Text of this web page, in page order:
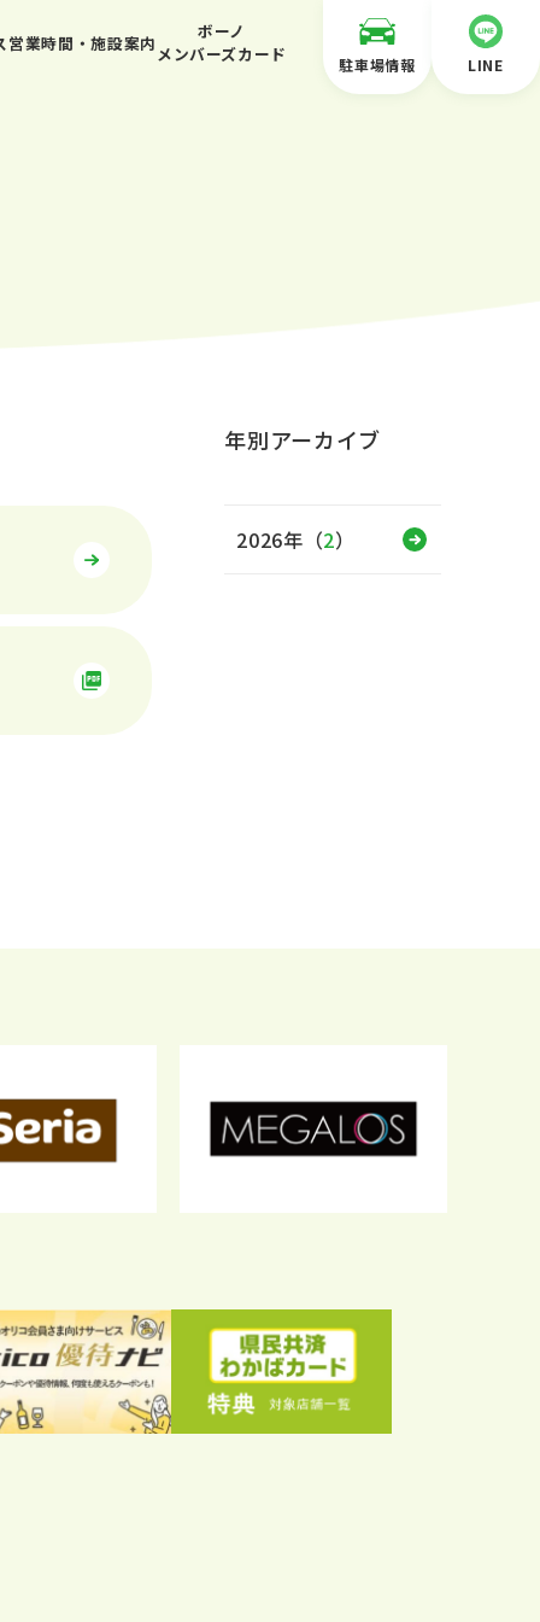
営業時間・施設案内
ボーノ
メンバーズカード
駐車場情報 LINE
年別アーカイブ
2026年（2）